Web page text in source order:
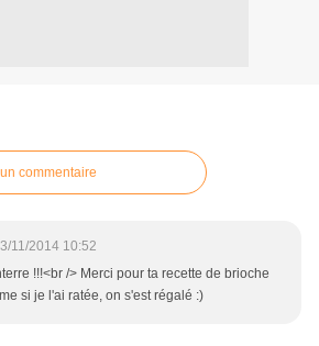
commentaire
11/2014 10:52
!!!<br /> Merci pour ta recette de brioche
si je l'ai ratée, on s'est régalé :)